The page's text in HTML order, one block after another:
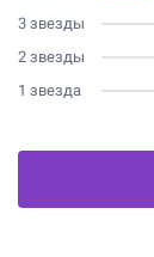
3 звезды
2 звезды
1 звезда